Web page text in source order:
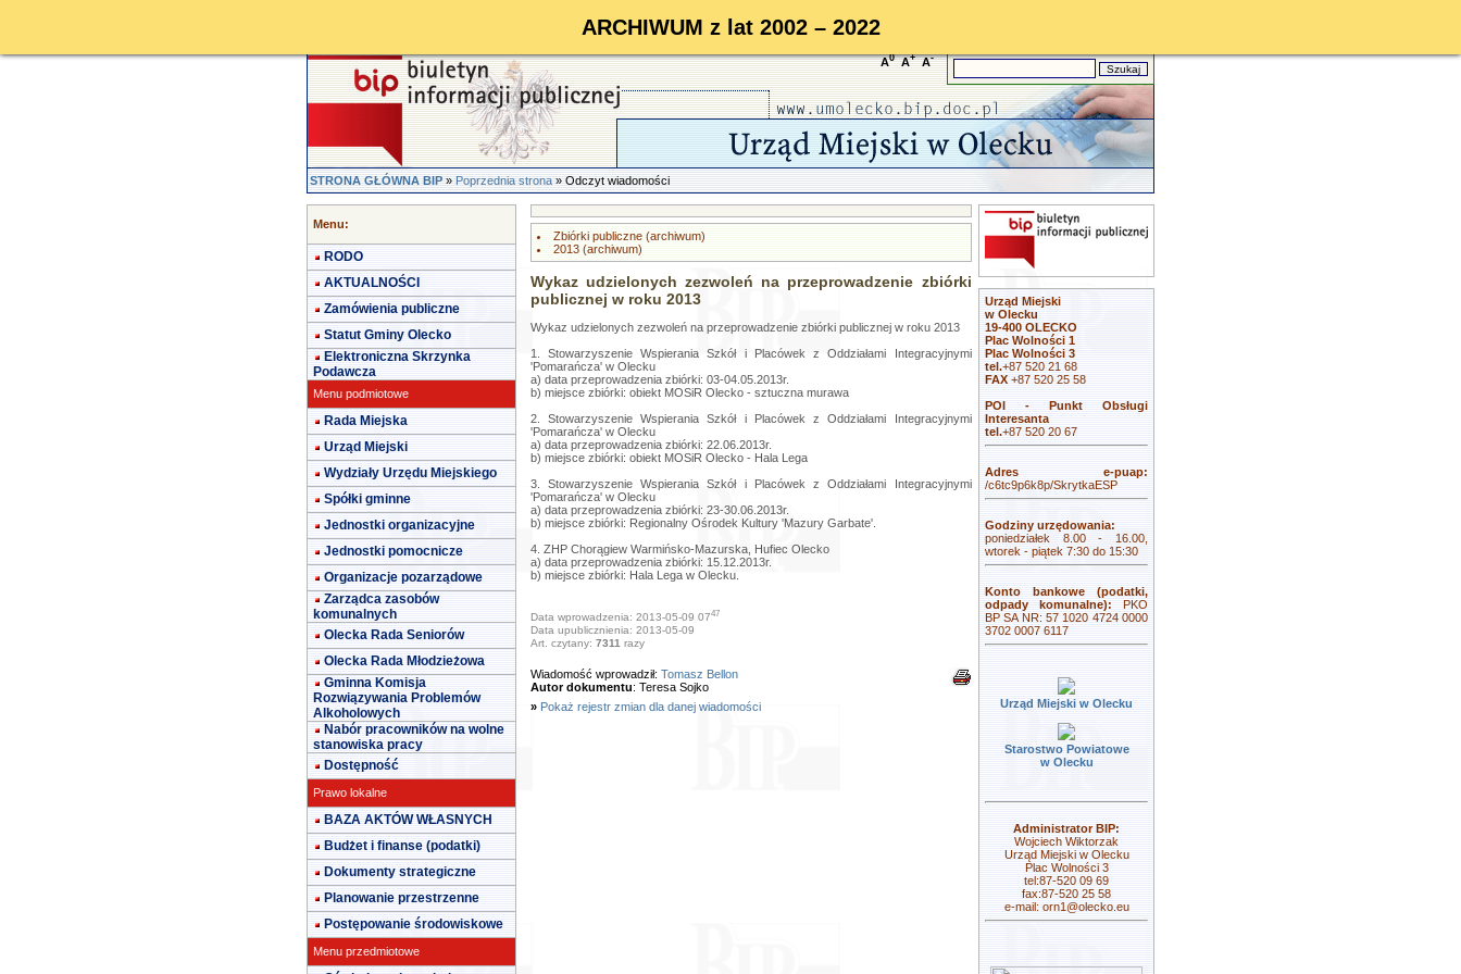
ARCHIWUM z lat 2002 – 2022
A0 A+ A-
STRONA GŁÓWNA BIP»Poprzednia strona» Odczyt wiadomości
Menu:
RODO
AKTUALNOŚCI
Zamówienia publiczne
Statut Gminy Olecko
Elektroniczna Skrzynka
Podawcza
Menu podmiotowe
Rada Miejska
Urząd Miejski
Wydziały Urzędu Miejskiego
Spółki gminne
Jednostki organizacyjne
Jednostki pomocnicze
Organizacje pozarządowe
Zarządca zasobów
komunalnych
Olecka Rada Seniorów
Olecka Rada Młodzieżowa
Gminna Komisja
Rozwiązywania Problemów
Alkoholowych
Nabór pracowników na wolne
stanowiska pracy
Dostępność
Prawo lokalne
BAZA AKTÓW WŁASNYCH
Budżet i finanse (podatki)
Dokumenty strategiczne
Planowanie przestrzenne
Postępowanie środowiskowe
Menu przedmiotowe
Zbiórki publiczne (archiwum)
2013 (archiwum)
Wykaz udzielonych zezwoleń na przeprowadzenie zbiórki
publicznej w roku 2013
Wykaz udzielonych zezwoleń na przeprowadzenie zbiórki publicznej w roku 2013
1. Stowarzyszenie Wspierania Szkół i Placówek z Oddziałami Integracyjnymi
'Pomarańcza' w Olecku
a) data przeprowadzenia zbiórki: 03-04.05.2013r.
b) miejsce zbiórki: obiekt MOSiR Olecko - sztuczna murawa
2. Stowarzyszenie Wspierania Szkół i Placówek z Oddziałami Integracyjnymi
'Pomarańcza' w Olecku
a) data przeprowadzenia zbiórki: 22.06.2013r.
b) miejsce zbiórki: obiekt MOSiR Olecko - Hala Lega
3. Stowarzyszenie Wspierania Szkół i Placówek z Oddziałami Integracyjnymi
'Pomarańcza' w Olecku
a) data przeprowadzenia zbiórki: 23-30.06.2013r.
b) miejsce zbiórki: Regionalny Ośrodek Kultury 'Mazury Garbate'.
4. ZHP Chorągiew Warmińsko-Mazurska, Hufiec Olecko
a) data przeprowadzenia zbiórki: 15.12.2013r.
b) miejsce zbiórki: Hala Lega w Olecku.
Data wprowadzenia: 2013-05-09 0747
Data upublicznienia: 2013-05-09
Art. czytany: 7311razy
Wiadomość wprowadził: Tomasz Bellon
Autor dokumentu: Teresa Sojko
» Pokaż rejestr zmian dla danej wiadomości
Urząd Miejski
w Olecku
19-400 OLECKO
Plac Wolności 1
Plac Wolności 3
tel.+87 520 21 68
FAX +87 520 25 58
POI - Punkt Obsługi
Interesanta
tel.+87 520 20 67
Adres e-puap:
/c6tc9p6k8p/SkrytkaESP
Godziny urzędowania:
poniedziałek 8.00 - 16.00,
wtorek - piątek 7:30 do 15:30
Konto bankowe (podatki,
odpady komunalne): PKO
BP SA NR: 57 1020 4724 0000
3702 0007 6117
Urząd Miejski w Olecku
Starostwo Powiatowe
w Olecku
Administrator BIP:
Wojciech Wiktorzak
Urząd Miejski w Olecku
Plac Wolności 3
tel:87-520 09 69
fax:87-520 25 58
e-mail: orn1@olecko.eu